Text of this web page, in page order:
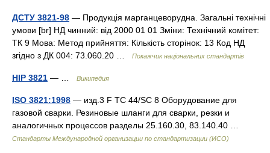
ДСТУ 3821-98 — Продукція марганцеворудна. Загальні технічні
умови [br] НД чинний: від 2000 01 01 Зміни: Технічний комітет:
ТК 9 Мова: Метод прийняття: Кількість сторінок: 13 Код НД
згідно з ДК 004: 73.060.20 …
Покажчик національних стандартів
HIP 3821 — … Википедия
ISO 3821:1998 — изд.3 F TC 44/SC 8 Оборудование для
газовой сварки. Резиновые шланги для сварки, резки и
аналогичных процессов разделы 25.160.30, 83.140.40 …
Стандарты Международной организации по стандартизации (ИСО)